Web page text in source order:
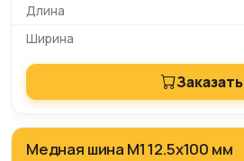
Заказать
Медная шина М1 12.5х100 мм